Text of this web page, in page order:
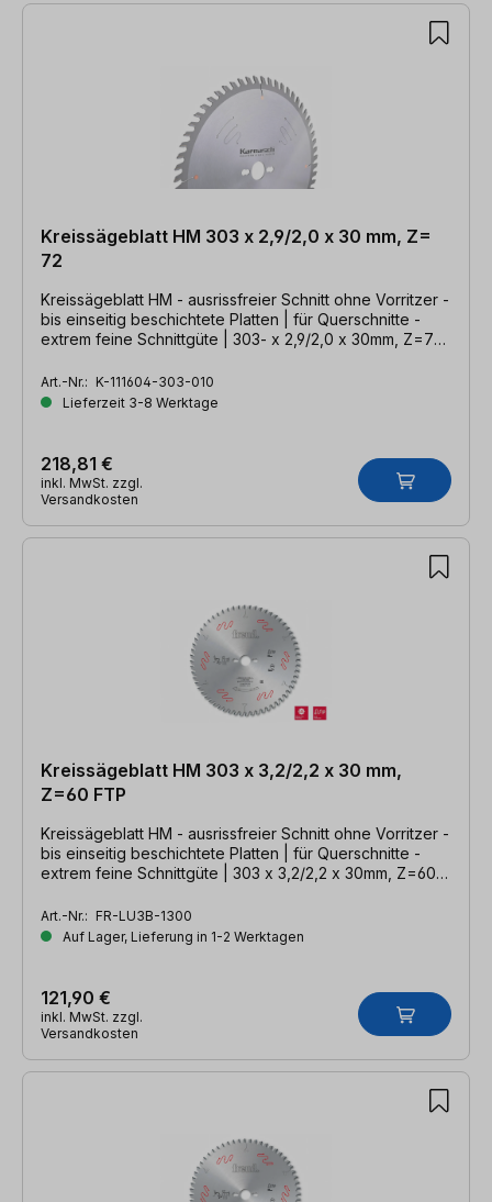
Kreissägeblatt HM 303 x 2,9/2,0 x 30 mm, Z=
72
Kreissägeblatt HM - ausrissfreier Schnitt ohne Vorritzer -
bis einseitig beschichtete Platten | für Querschnitte -
extrem feine Schnittgüte | 303- x 2,9/2,0 x 30mm, Z=72
Art.-Nr.: K-111604-303-010
Lieferzeit 3-8 Werktage
218,81 €
inkl. MwSt. zzgl.
Versandkosten
Kreissägeblatt HM 303 x 3,2/2,2 x 30 mm,
Z=60 FTP
Kreissägeblatt HM - ausrissfreier Schnitt ohne Vorritzer -
bis einseitig beschichtete Platten | für Querschnitte -
extrem feine Schnittgüte | 303 x 3,2/2,2 x 30mm, Z=60
Art.-Nr.: FR-LU3B-1300
Auf Lager, Lieferung in 1-2 Werktagen
121,90 €
inkl. MwSt. zzgl.
Versandkosten